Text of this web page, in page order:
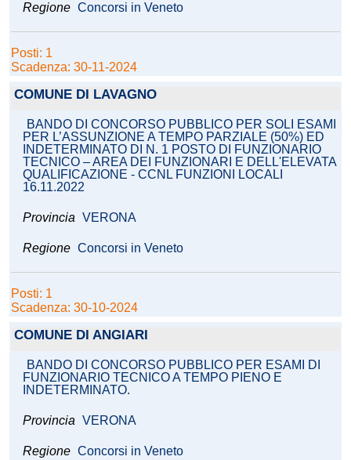
Regione Concorsi in Veneto
Posti: 1
Scadenza: 30-11-2024
COMUNE DI LAVAGNO
BANDO DI CONCORSO PUBBLICO PER SOLI ESAMI
PER L’ASSUNZIONE A TEMPO PARZIALE (50%) ED
INDETERMINATO DI N. 1 POSTO DI FUNZIONARIO
TECNICO – AREA DEI FUNZIONARI E DELL'ELEVATA
QUALIFICAZIONE - CCNL FUNZIONI LOCALI
16.11.2022
Provincia VERONA
Regione Concorsi in Veneto
Posti: 1
Scadenza: 30-10-2024
COMUNE DI ANGIARI
BANDO DI CONCORSO PUBBLICO PER ESAMI DI
FUNZIONARIO TECNICO A TEMPO PIENO E
INDETERMINATO.
Provincia VERONA
Regione Concorsi in Veneto